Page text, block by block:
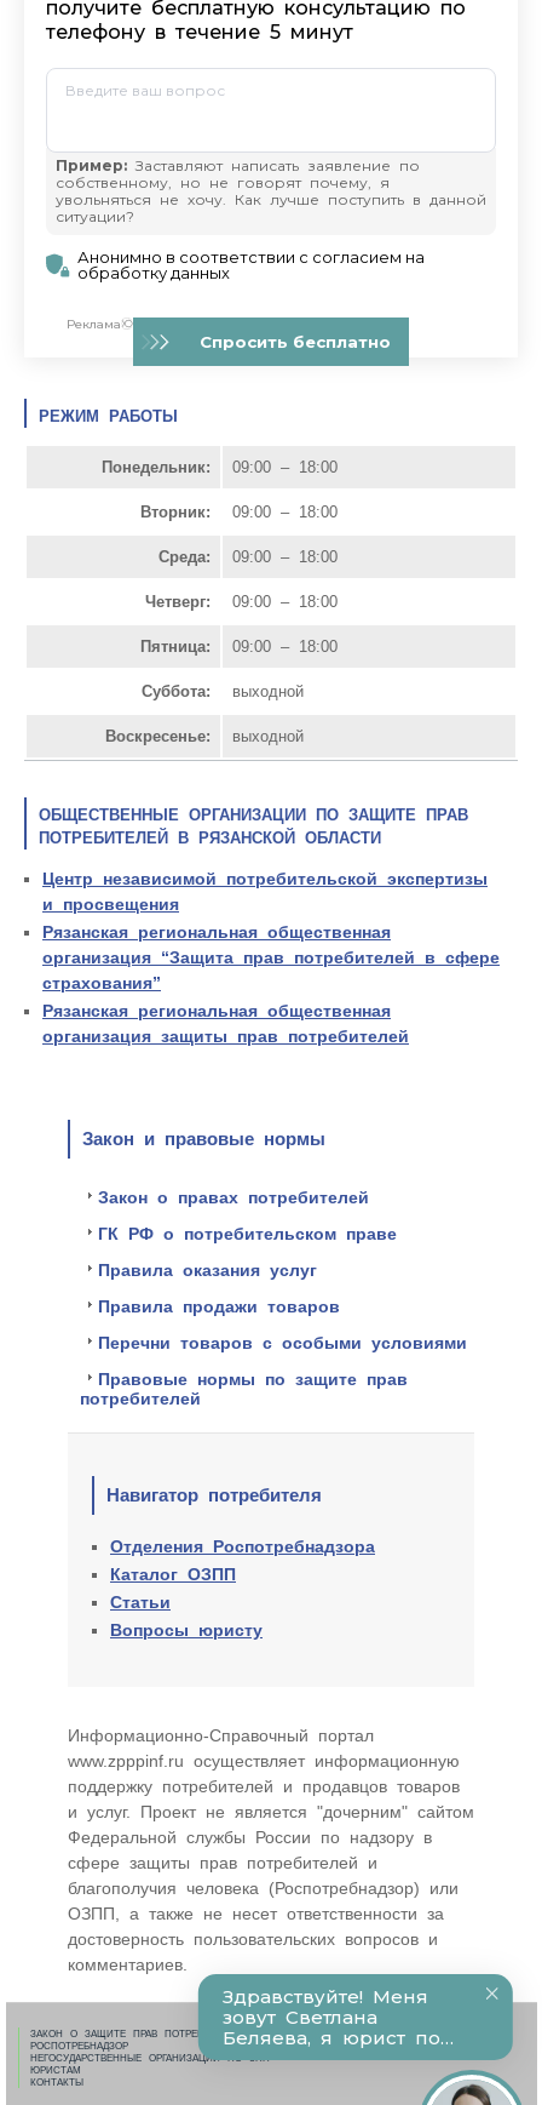
РЕЖИМ РАБОТЫ
Понедельник: 09:00 – 18:00
Вторник: 09:00 – 18:00
Среда: 09:00 – 18:00
Четверг: 09:00 – 18:00
Пятница: 09:00 – 18:00
Суббота: выходной
Воскресенье: выходной
ОБЩЕСТВЕННЫЕ ОРГАНИЗАЦИИ ПО ЗАЩИТЕ ПРАВ
ПОТРЕБИТЕЛЕЙ В РЯЗАНСКОЙ ОБЛАСТИ
Центр независимой потребительской экспертизы
и просвещения
Рязанская региональная общественная
организация “Защита прав потребителей в сфере
страхования”
Рязанская региональная общественная
организация защиты прав потребителей
Закон и правовые нормы
Закон о правах потребителей
ГК РФ о потребительском праве
Правила оказания услуг
Правила продажи товаров
Перечни товаров с особыми условиями
Правовые нормы по защите прав
потребителей
Навигатор потребителя
Отделения Роспотребнадзора
Каталог ОЗПП
Статьи
Вопросы юристу
Информационно-Cправочный портал
www.zpppinf.ru осуществляет информационную
поддержку потребителей и продавцов товаров
и услуг. Проект не является "дочерним" сайтом
Федеральной службы России по надзору в
сфере защиты прав потребителей и
благополучия человека (Роспотребнадзор) или
ОЗПП, а также не несет ответственности за
достоверность пользовательских вопросов и
комментариев.
ЗАКОН О ЗАЩИТЕ ПРАВ ПОТРЕБИТЕЛЕЙ
РОСПОТРЕБНАДЗОР
НЕГОСУДАРСТВЕННЫЕ ОРГАНИЗАЦИИ ПО ЗПП
ЮРИСТАМ
КОНТАКТЫ